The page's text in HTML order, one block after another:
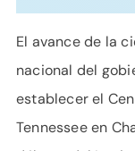
El avance de la
nacional del
establecer el
Tennessee en